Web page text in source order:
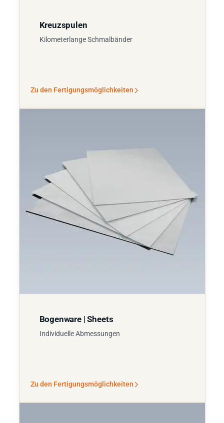
Kreuzspulen
Kilometerlange Schmalbänder
Zu den Fertigungsmöglichkeiten
Bogenware | Sheets
Individuelle Abmessungen
Zu den Fertigungsmöglichkeiten